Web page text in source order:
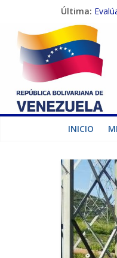
Última:
INICIO